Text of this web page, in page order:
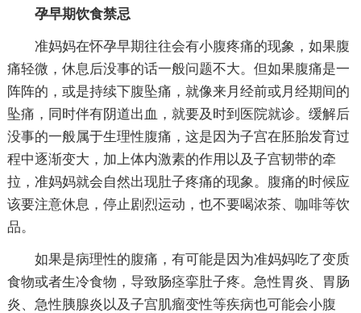
孕早期饮食禁忌
准妈妈在怀孕早期往往会有小腹疼痛的现象，如果腹
痛轻微，休息后没事的话一般问题不大。但如果腹痛是一
阵阵的，或是持续下腹坠痛，就像来月经前或月经期间的
坠痛，同时伴有阴道出血，就要及时到医院就诊。缓解后
没事的一般属于生理性腹痛，这是因为子宫在胚胎发育过
程中逐渐变大，加上体内激素的作用以及子宫韧带的牵
拉，准妈妈就会自然出现肚子疼痛的现象。腹痛的时候应
该要注意休息，停止剧烈运动，也不要喝浓茶、咖啡等饮
品。
如果是病理性的腹痛，有可能是因为准妈妈吃了变质
食物或者生冷食物，导致肠痉挛肚子疼。急性胃炎、胃肠
炎、急性胰腺炎以及子宫肌瘤变性等疾病也可能会小腹